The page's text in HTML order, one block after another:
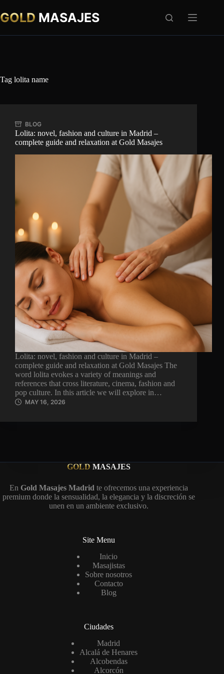
to
content
GOLD MASAJES
Tag lolita name
BLOG
Lolita: novel, fashion and culture in Madrid –
complete guide and relaxation at Gold Masajes
Lolita: novel, fashion and culture in Madrid –
complete guide and relaxation at Gold Masajes The
word lolita evokes a variety of meanings and
references that cross literature, cinema, fashion and
pop culture. In this article we will explore in…
MAY 16, 2026
GOLD MASAJES
En Gold Masajes Madrid te ofrecemos una experiencia
premium donde la sensualidad, la elegancia y la discreción se
unen en un ambiente exclusivo.
Site Menu
Inicio
Masajistas
Sobre nosotros
Contacto
Blog
Ciudades
Madrid
Alcalá de Henares
Alcobendas
Alcorcón